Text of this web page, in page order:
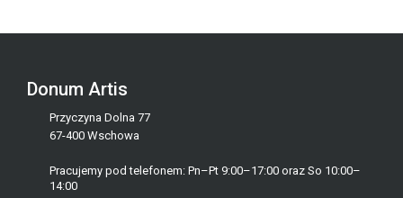
Donum Artis
Przyczyna Dolna 77
67-400 Wschowa
Pracujemy pod telefonem: Pn–Pt 9:00–17:00 oraz So 10:00–
14:00